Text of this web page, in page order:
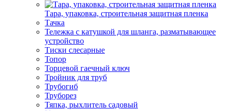
Тара, упаковка, строительная защитная пленка
Тачка
Тележка с катушкой для шланга, разматывающее
устройство
Тиски слесарные
Топор
Торцевой гаечный ключ
Тройник для труб
Трубогиб
Труборез
Тяпка, рыхлитель садовый